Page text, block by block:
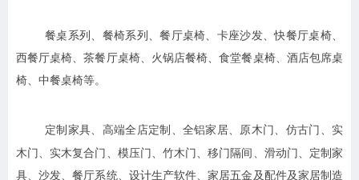
餐桌系列、餐椅系列、餐厅桌椅、卡座沙发、快餐厅桌椅、
西餐厅桌椅、茶餐厅桌椅、火锅店餐椅、食堂餐桌椅、酒店包席桌
椅、中餐桌椅等。
定制家具、 高端全店定制、全铝家居、原木门、仿古门、实
木门、实木复合门、模压门、竹木门、移门隔间、滑动门、定制家
具、沙发、餐厅系统、设计生产软件、家居五金及配件及家居制造